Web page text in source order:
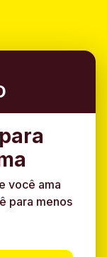
você ama
para menos